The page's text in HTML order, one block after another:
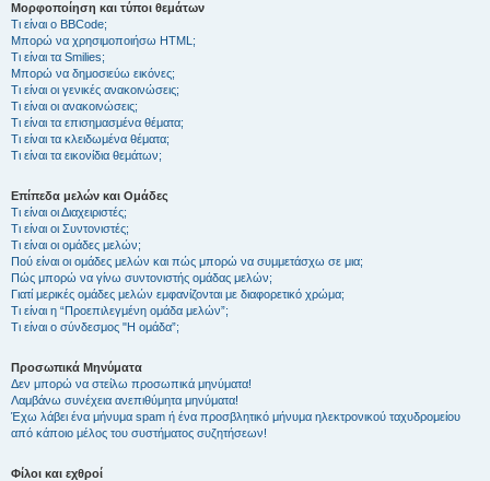
Μορφοποίηση και τύποι θεμάτων
Τι είναι ο BBCode;
Μπορώ να χρησιμοποιήσω HTML;
Τι είναι τα Smilies;
Μπορώ να δημοσιεύω εικόνες;
Τι είναι οι γενικές ανακοινώσεις;
Τι είναι οι ανακοινώσεις;
Τι είναι τα επισημασμένα θέματα;
Τι είναι τα κλειδωμένα θέματα;
Τι είναι τα εικονίδια θεμάτων;
Επίπεδα μελών και Ομάδες
Τι είναι οι Διαχειριστές;
Τι είναι οι Συντονιστές;
Τι είναι οι ομάδες μελών;
Πού είναι οι ομάδες μελών και πώς μπορώ να συμμετάσχω σε μια;
Πώς μπορώ να γίνω συντονιστής ομάδας μελών;
Γιατί μερικές ομάδες μελών εμφανίζονται με διαφορετικό χρώμα;
Τι είναι η “Προεπιλεγμένη ομάδα μελών”;
Τι είναι ο σύνδεσμος "Η ομάδα”;
Προσωπικά Μηνύματα
Δεν μπορώ να στείλω προσωπικά μηνύματα!
Λαμβάνω συνέχεια ανεπιθύμητα μηνύματα!
Έχω λάβει ένα μήνυμα spam ή ένα προσβλητικό μήνυμα ηλεκτρονικού ταχυδρομείου
από κάποιο μέλος του συστήματος συζητήσεων!
Φίλοι και εχθροί